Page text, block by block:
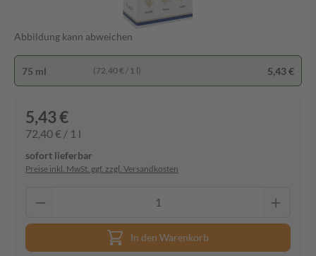
Abbildung kann abweichen
75 ml (72,40 € / 1 l) 5,43 €
5,43 €
72,40 € / 1 l
sofort lieferbar
Preise inkl. MwSt. ggf. zzgl. Versandkosten
In den Warenkorb